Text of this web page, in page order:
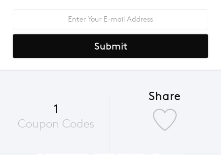
Submit
1
Coupon Codes
Share